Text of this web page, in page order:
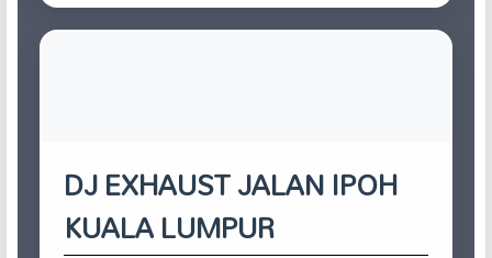
DJ EXHAUST JALAN IPOH
KUALA LUMPUR